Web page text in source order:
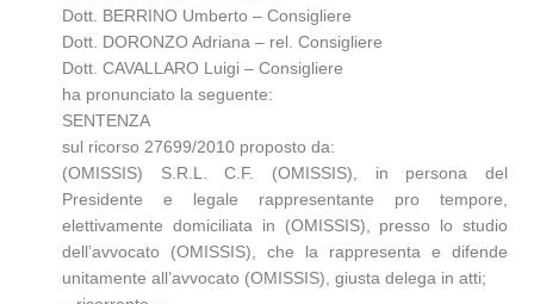
Dott. BERRINO Umberto – Consigliere
Dott. DORONZO Adriana – rel. Consigliere
Dott. CAVALLARO Luigi – Consigliere
ha pronunciato la seguente:
SENTENZA
sul ricorso 27699/2010 proposto da:
(OMISSIS) S.R.L. C.F. (OMISSIS), in persona del
Presidente e legale rappresentante pro tempore,
elettivamente domiciliata in (OMISSIS), presso lo studio
dell’avvocato (OMISSIS), che la rappresenta e difende
unitamente all’avvocato (OMISSIS), giusta delega in atti;